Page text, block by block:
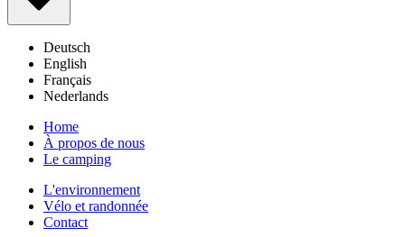
Deutsch
English
Français
Nederlands
Home
À propos de nous
Le camping
L'environnement
Vélo et randonnée
Contact